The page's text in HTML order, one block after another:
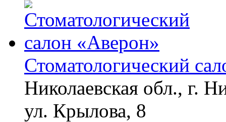
Стоматологический
Николаевская обл., г.
ул. Крылова, 8